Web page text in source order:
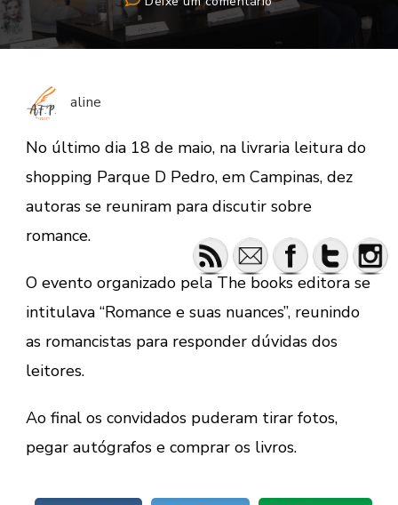
de
aline
No último dia 18 de maio, na livraria leitura do
shopping Parque D Pedro, em Campinas, dez
autoras se reuniram para discutir sobre
romance.
O evento organizado pela The books editora se
intitulava “Romance e suas nuances”, reunindo
as romancistas para responder dúvidas dos
leitores.
Ao final os convidados puderam tirar fotos,
pegar autógrafos e comprar os livros.